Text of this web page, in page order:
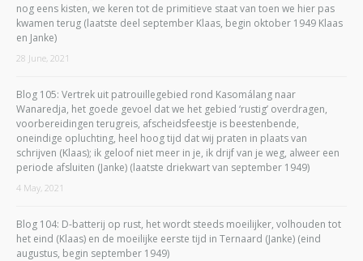
nog eens kisten, we keren tot de primitieve staat van toen we hier pas
kwamen terug (laatste deel september Klaas, begin oktober 1949 Klaas
en Janke)
28 June, 2021
Blog 105: Vertrek uit patrouillegebied rond Kasomálang naar
Wanaredja, het goede gevoel dat we het gebied ‘rustig’ overdragen,
voorbereidingen terugreis, afscheidsfeestje is beestenbende,
oneindige opluchting, heel hoog tijd dat wij praten in plaats van
schrijven (Klaas); ik geloof niet meer in je, ik drijf van je weg, alweer een
periode afsluiten (Janke) (laatste driekwart van september 1949)
4 May, 2021
Blog 104: D-batterij op rust, het wordt steeds moeilijker, volhouden tot
het eind (Klaas) en de moeilijke eerste tijd in Ternaard (Janke) (eind
augustus, begin september 1949)